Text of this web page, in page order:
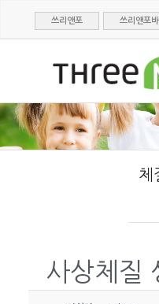
쓰리앤포 쓰리앤포
체
사상체질